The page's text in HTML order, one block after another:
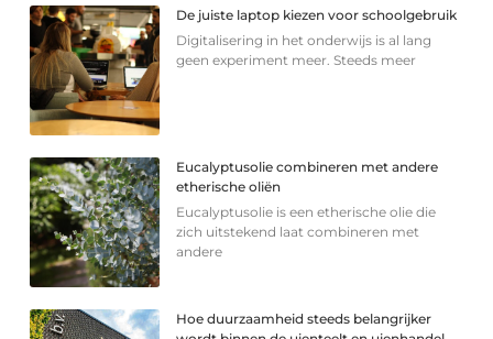
De juiste laptop kiezen voor schoolgebruik
Digitalisering in het onderwijs is al lang
geen experiment meer. Steeds meer
Eucalyptusolie combineren met andere
etherische oliën
Eucalyptusolie is een etherische olie die
zich uitstekend laat combineren met
andere
Hoe duurzaamheid steeds belangrijker